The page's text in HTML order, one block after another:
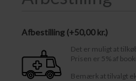
Afbestilling ( 50,00 kr.)
Det er muligt at
Prisen er 5% af
Bemærk at tilvalgt